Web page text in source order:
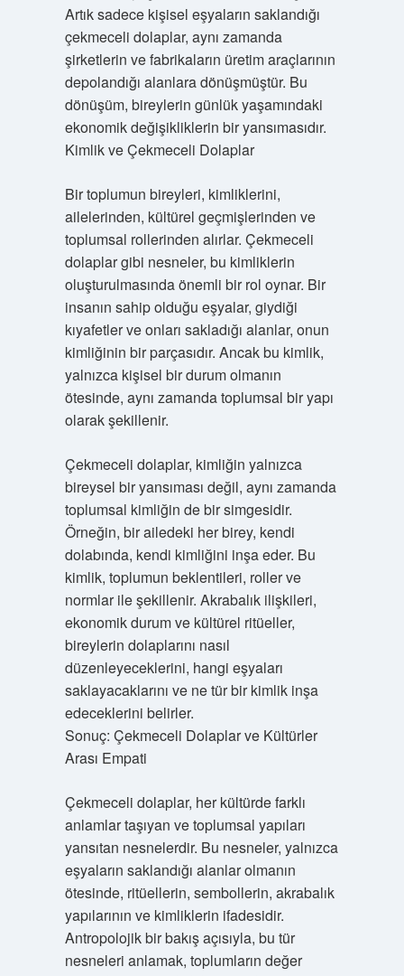
Artık sadece kişisel eşyaların saklandığı
çekmeceli dolaplar, aynı zamanda
şirketlerin ve fabrikaların üretim araçlarının
depolandığı alanlara dönüşmüştür. Bu
dönüşüm, bireylerin günlük yaşamındaki
ekonomik değişikliklerin bir yansımasıdır.
Kimlik ve Çekmeceli Dolaplar
Bir toplumun bireyleri, kimliklerini,
ailelerinden, kültürel geçmişlerinden ve
toplumsal rollerinden alırlar. Çekmeceli
dolaplar gibi nesneler, bu kimliklerin
oluşturulmasında önemli bir rol oynar. Bir
insanın sahip olduğu eşyalar, giydiği
kıyafetler ve onları sakladığı alanlar, onun
kimliğinin bir parçasıdır. Ancak bu kimlik,
yalnızca kişisel bir durum olmanın
ötesinde, aynı zamanda toplumsal bir yapı
olarak şekillenir.
Çekmeceli dolaplar, kimliğin yalnızca
bireysel bir yansıması değil, aynı zamanda
toplumsal kimliğin de bir simgesidir.
Örneğin, bir ailedeki her birey, kendi
dolabında, kendi kimliğini inşa eder. Bu
kimlik, toplumun beklentileri, roller ve
normlar ile şekillenir. Akrabalık ilişkileri,
ekonomik durum ve kültürel ritüeller,
bireylerin dolaplarını nasıl
düzenleyeceklerini, hangi eşyaları
saklayacaklarını ve ne tür bir kimlik inşa
edeceklerini belirler.
Sonuç: Çekmeceli Dolaplar ve Kültürler
Arası Empati
Çekmeceli dolaplar, her kültürde farklı
anlamlar taşıyan ve toplumsal yapıları
yansıtan nesnelerdir. Bu nesneler, yalnızca
eşyaların saklandığı alanlar olmanın
ötesinde, ritüellerin, sembollerin, akrabalık
yapılarının ve kimliklerin ifadesidir.
Antropolojik bir bakış açısıyla, bu tür
nesneleri anlamak, toplumların değer